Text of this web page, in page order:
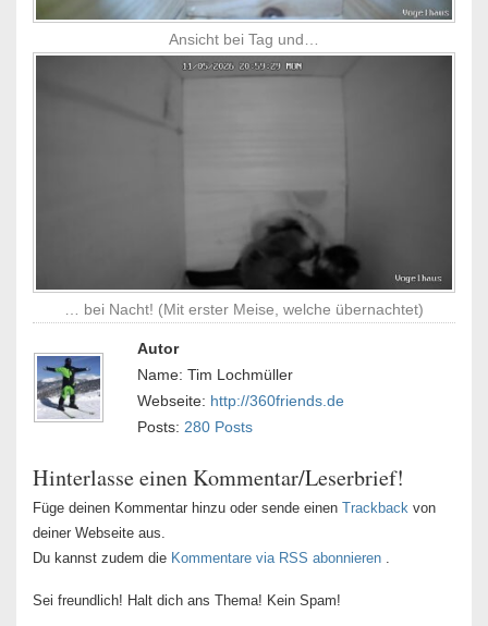
Ansicht bei Tag und…
… bei Nacht! (Mit erster Meise, welche übernachtet)
Autor
Name: Tim Lochmüller
Webseite: http://360friends.de
Posts: 280 Posts
Hinterlasse einen Kommentar/Leserbrief!
Füge deinen Kommentar hinzu oder sende einen Trackback von
deiner Webseite aus.
Du kannst zudem die Kommentare via RSS abonnieren .
Sei freundlich! Halt dich ans Thema! Kein Spam!